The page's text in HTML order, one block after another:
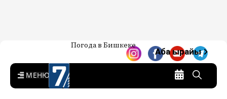
7-канал. Жаңылыктар —
Кыргызстан
Жаңылыктар — Кыргызстан
Погода в Бишкеке
Аба ырайы
MENU